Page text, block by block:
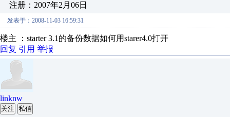
注册：2007年2月06日
发表于：2008-11-03 16:59:31
楼主 ：starter 3.1的备份数据如何用starer4.0打开
回复 引用 举报
linknw
关注 私信